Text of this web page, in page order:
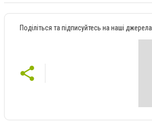
Поділіться та підписуйтесь на наші джерела